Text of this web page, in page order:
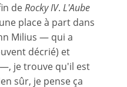
deRocky IV. L'Aube
place à part dans
Milius — qui a
décrié) et
je trouve qu'il est
sûr, je pense ça